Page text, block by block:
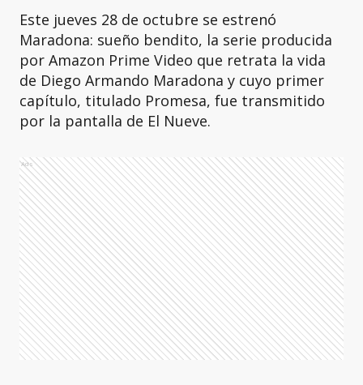
Este jueves 28 de octubre se estrenó
Maradona: sueño bendito, la serie producida
por Amazon Prime Video que retrata la vida
de Diego Armando Maradona y cuyo primer
capítulo, titulado Promesa, fue transmitido
por la pantalla de El Nueve.
Ads